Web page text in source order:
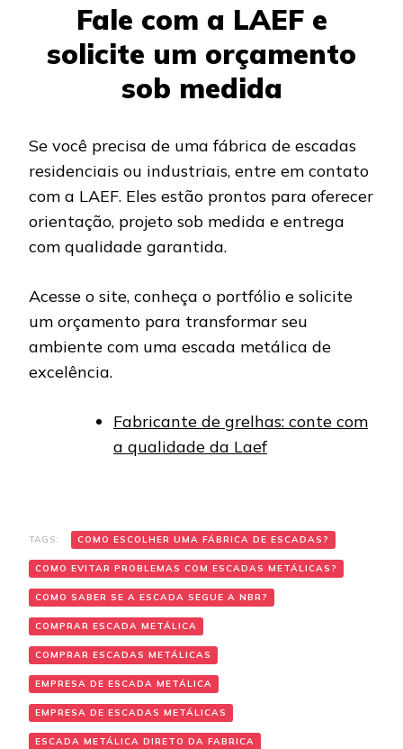
Fale com a LAEF e
solicite um orçamento
sob medida
Se você precisa de uma fábrica de escadas
residenciais ou industriais, entre em contato
com a LAEF. Eles estão prontos para oferecer
orientação, projeto sob medida e entrega
com qualidade garantida.
Acesse o site, conheça o portfólio e solicite
um orçamento para transformar seu
ambiente com uma escada metálica de
excelência.
Fabricante de grelhas: conte com
a qualidade da Laef
TAGS: COMO ESCOLHER UMA FÁBRICA DE ESCADAS?
COMO EVITAR PROBLEMAS COM ESCADAS METÁLICAS?
COMO SABER SE A ESCADA SEGUE A NBR?
COMPRAR ESCADA METÁLICA
COMPRAR ESCADAS METÁLICAS
EMPRESA DE ESCADA METÁLICA
EMPRESA DE ESCADAS METÁLICAS
ESCADA METÁLICA DIRETO DA FABRICA